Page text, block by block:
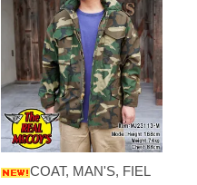
COAT, MAN'S, FIEL